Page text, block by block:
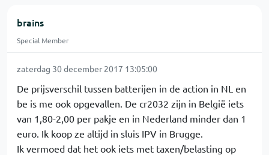
brains
Special Member
zaterdag 30 december 2017 13:05:00
De prijsverschil tussen batterijen in de action in NL en
be is me ook opgevallen. De cr2032 zijn in België iets
van 1,80-2,00 per pakje en in Nederland minder dan 1
euro. Ik koop ze altijd in sluis IPV in Brugge.
Ik vermoed dat het ook iets met taxen/belasting op